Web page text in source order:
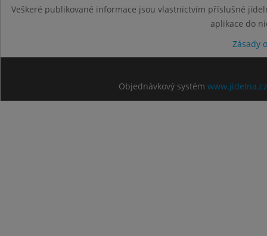
Veškeré publikované informace jsou vlastnictvím příslušné
aplikace do
Zásady
Objednávkový systém www.jidelna.cz